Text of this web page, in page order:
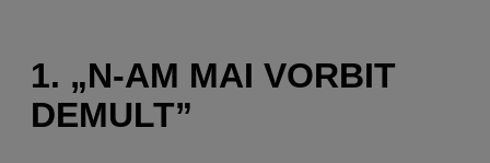
1. „N-AM MAI VORBIT
DEMULT”